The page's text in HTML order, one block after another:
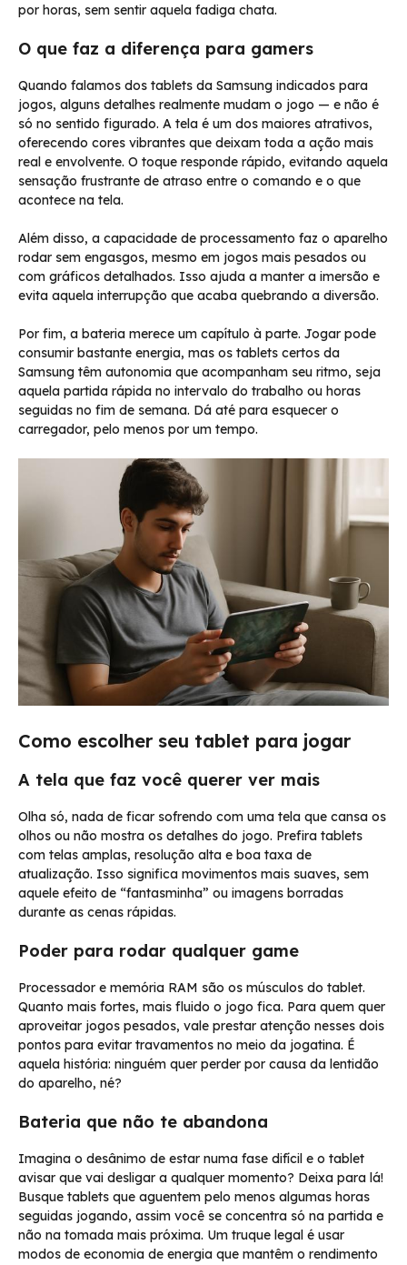
por horas, sem sentir aquela fadiga chata.
O que faz a diferença para gamers
Quando falamos dos tablets da Samsung indicados para
jogos, alguns detalhes realmente mudam o jogo — e não é
só no sentido figurado. A tela é um dos maiores atrativos,
oferecendo cores vibrantes que deixam toda a ação mais
real e envolvente. O toque responde rápido, evitando aquela
sensação frustrante de atraso entre o comando e o que
acontece na tela.
Além disso, a capacidade de processamento faz o aparelho
rodar sem engasgos, mesmo em jogos mais pesados ou
com gráficos detalhados. Isso ajuda a manter a imersão e
evita aquela interrupção que acaba quebrando a diversão.
Por fim, a bateria merece um capítulo à parte. Jogar pode
consumir bastante energia, mas os tablets certos da
Samsung têm autonomia que acompanham seu ritmo, seja
aquela partida rápida no intervalo do trabalho ou horas
seguidas no fim de semana. Dá até para esquecer o
carregador, pelo menos por um tempo.
Como escolher seu tablet para jogar
A tela que faz você querer ver mais
Olha só, nada de ficar sofrendo com uma tela que cansa os
olhos ou não mostra os detalhes do jogo. Prefira tablets
com telas amplas, resolução alta e boa taxa de
atualização. Isso significa movimentos mais suaves, sem
aquele efeito de “fantasminha” ou imagens borradas
durante as cenas rápidas.
Poder para rodar qualquer game
Processador e memória RAM são os músculos do tablet.
Quanto mais fortes, mais fluido o jogo fica. Para quem quer
aproveitar jogos pesados, vale prestar atenção nesses dois
pontos para evitar travamentos no meio da jogatina. É
aquela história: ninguém quer perder por causa da lentidão
do aparelho, né?
Bateria que não te abandona
Imagina o desânimo de estar numa fase difícil e o tablet
avisar que vai desligar a qualquer momento? Deixa para lá!
Busque tablets que aguentem pelo menos algumas horas
seguidas jogando, assim você se concentra só na partida e
não na tomada mais próxima. Um truque legal é usar
modos de economia de energia que mantêm o rendimento